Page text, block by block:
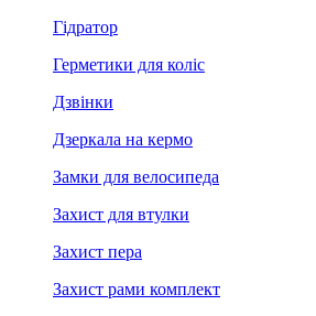
Гідратор
Герметики для коліс
Дзвінки
Дзеркала на кермо
Замки для велосипеда
Захист для втулки
Захист пера
Захист рами комплект